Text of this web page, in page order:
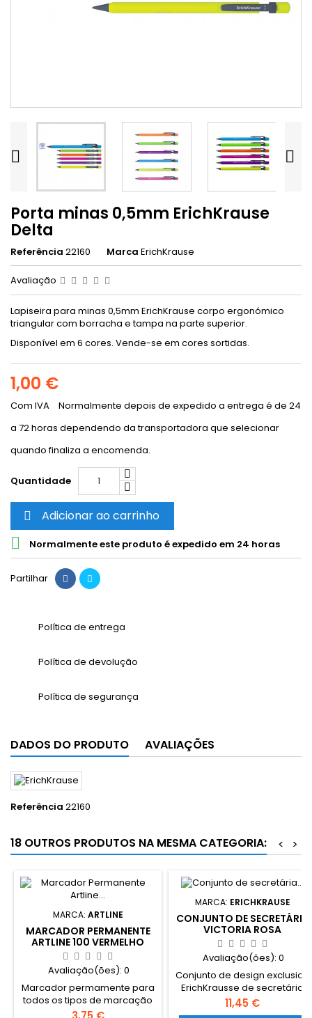
 
Porta minas 0,5mm ErichKrause
Delta
Referência 22160 Marca ErichKrause
Avaliação
Lapiseira para minas 0,5mm ErichKrause corpo ergonómico
triangular com borracha e tampa na parte superior.
Disponível em 6 cores. Vende-se em cores sortidas.
1,00 €
Com IVA
Normalmente depois de expedido a entrega é de 24
a 72 horas dependendo da transportadora que selecionar
quando finaliza a encomenda.
Quantidade
 Adicionar ao carrinho
 Normalmente este produto é expedido em 24 horas
Partilhar
Política de entrega
Política de devolução
Política de segurança
DADOS DO PRODUTO AVALIAÇÕES
Referência 22160
18 OUTROS PRODUTOS NA MESMA CATEGORIA: >
<
MARCA: ARTLINE
MARCADOR PERMANENTE
ARTLINE 100 VERMELHO
12MM
Avaliação(ões): 0
Marcador permamente para
todos os tipos de marcação
permanente, de superfícies
Preço
MARCA: ERICHKRAUSE
CONJUNTO DE SECRETÁRIA
VICTORIA ROSA
Avaliação(ões): 0
Conjunto de design exclusico
ErichKrausse de secretária
Victoria Comnstituido por um
suporte de secretária com 9
Preço
11,45 €